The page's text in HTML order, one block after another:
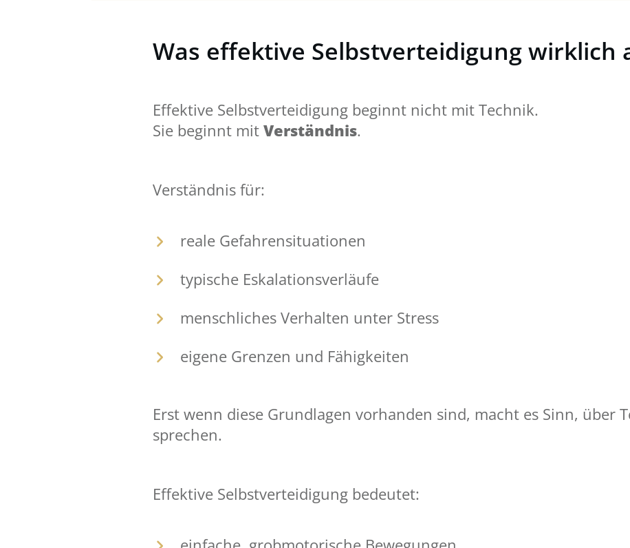
Was effektive Selbstverteidigung wirklich
Effektive Selbstverteidigung beginnt nicht mit Technik.
Sie beginnt mit Verständnis.
Verständnis für:
reale Gefahrensituationen
typische Eskalationsverläufe
menschliches Verhalten unter Stress
eigene Grenzen und Fähigkeiten
Erst wenn diese Grundlagen vorhanden sind, macht es Sinn, über
sprechen.
Effektive Selbstverteidigung bedeutet: